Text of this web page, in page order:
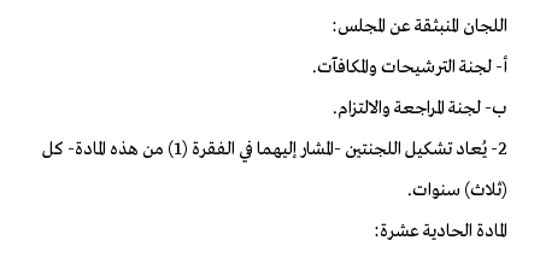
اللجان المنبثقة عن المجلس:
أ- لجنة الترشيحات والمكافآت.
ب- لجنة المراجعة والالتزام.
2- يُعاد تشكيل اللجنتين -المشار إليهما في الفقرة (1
) من هذه المادة- كل
(ثلاث) سنوات.
المادة الحادية عشرة: